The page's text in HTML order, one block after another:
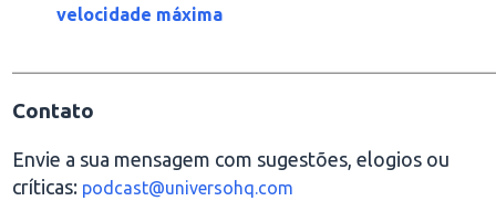
velocidade máxima
Contato
Envie a sua mensagem com sugestões, elogios ou
críticas: podcast@universohq.com